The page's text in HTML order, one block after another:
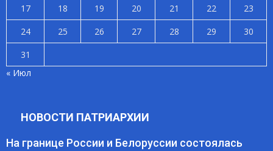
17
18 19 20 21 22
23
24
25 26 27 28 29
30
31
« Июл
НОВОСТИ ПАТРИАРХИИ
На границе России и Белоруссии состоялась